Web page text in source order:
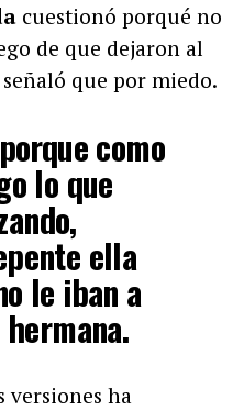
cuestionó porqué no
de que dejaron al
que por miedo.
como
lo que
ella
le iban a
versiones ha